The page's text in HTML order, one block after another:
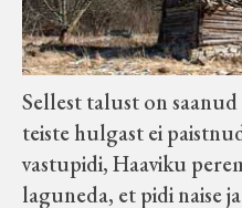
Sellest talust on
teiste hulgast ei
vastupidi, Haaviku
laguneda, et pidi naise